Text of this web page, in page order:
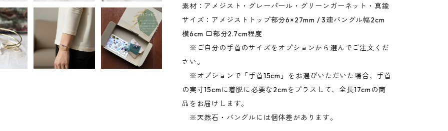
素材：アメジスト・グレーパール・グリーンガーネット・真鍮
サイズ：アメジストトップ部分6×27mm / 3連バングル幅2cm
横6cm 口部分2.7cm程度
※ご自分の手首のサイズをオプションから選んでご注文くだ
さい。
※オプションで「手首15cm」をお選びいただいた場合、手首
の実寸15cmに着脱に必要な2cmをプラスして、全長17cmの商
品をお届けします。
※天然石・バングルには個体差があります。